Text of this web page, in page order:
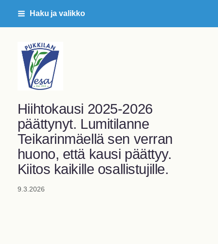
Siirry
Haku ja valikko
Pukkilan Vesa ry
Hiihtokausi 2025-2026
päättynyt. Lumitilanne
Teikarinmäellä sen verran
huono, että kausi päättyy.
Kiitos kaikille osallistujille.
9.3.2026